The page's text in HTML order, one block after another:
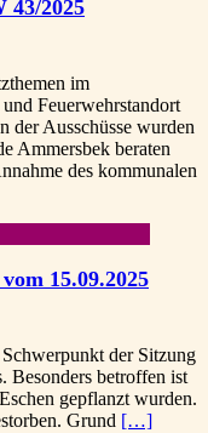
43/2025
im
Feuerwehrstandort
der Ausschüsse wurden
Ammersbek beraten
des kommunalen
15.09.2025
der Sitzung
Besonders betroffen ist
gepflanzt wurden.
Grund […]